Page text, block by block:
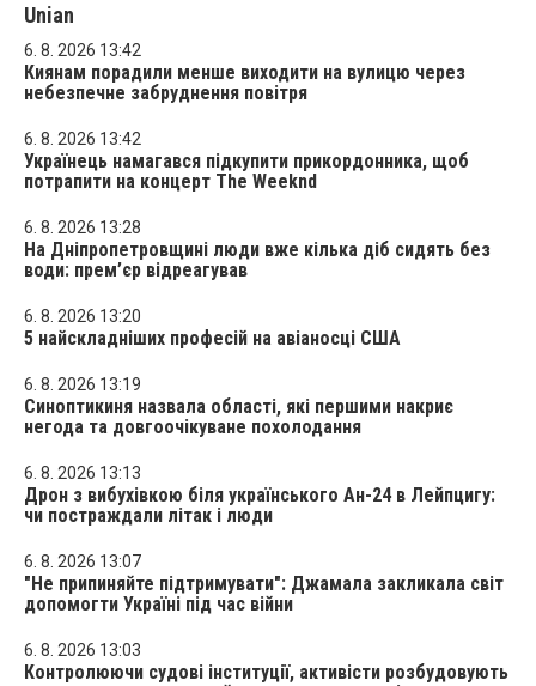
Unian
6. 8. 2026 13:42
Киянам порадили менше виходити на вулицю через
небезпечне забруднення повітря
6. 8. 2026 13:42
Українець намагався підкупити прикордонника, щоб
потрапити на концерт The Weeknd
6. 8. 2026 13:28
На Дніпропетровщині люди вже кілька діб сидять без
води: прем’єр відреагував
6. 8. 2026 13:20
5 найскладніших професій на авіаносці США
6. 8. 2026 13:19
Синоптикиня назвала області, які першими накриє
негода та довгоочікуване похолодання
6. 8. 2026 13:13
Дрон з вибухівкою біля українського Ан-24 в Лейпцигу:
чи постраждали літак і люди
6. 8. 2026 13:07
"Не припиняйте підтримувати": Джамала закликала світ
допомогти Україні під час війни
6. 8. 2026 13:03
Контролюючи судові інституції, активісти розбудовують